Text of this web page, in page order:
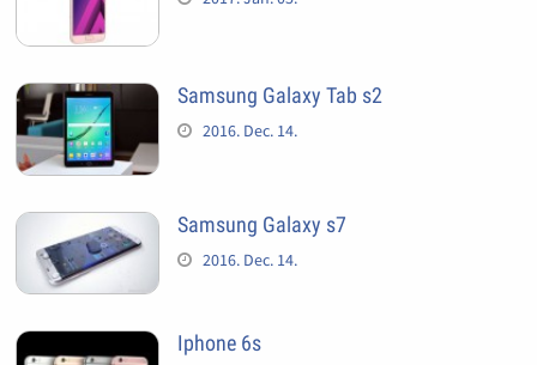
Samsung Galaxy Tab s2
2016. Dec. 14.
Samsung Galaxy s7
2016. Dec. 14.
Iphone 6s